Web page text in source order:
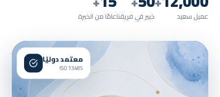
عميل سعيد خبير في فريقناعامًا من الخبرة
معتمد دوليًا
ISO 13485